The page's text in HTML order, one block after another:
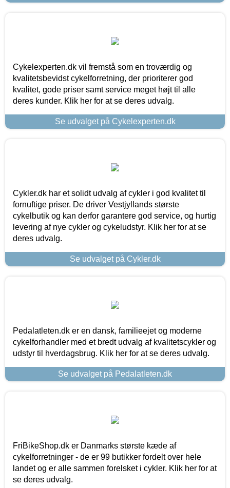
Cykelexperten.dk vil fremstå som en troværdig og
kvalitetsbevidst cykelforretning, der prioriterer god
kvalitet, gode priser samt service meget højt til alle
deres kunder. Klik her for at se deres udvalg.
Se udvalget på Cykelexperten.dk
Cykler.dk har et solidt udvalg af cykler i god kvalitet til
fornuftige priser. De driver Vestjyllands største
cykelbutik og kan derfor garantere god service, og hurtig
levering af nye cykler og cykeludstyr. Klik her for at se
deres udvalg.
Se udvalget på Cykler.dk
Pedalatleten.dk er en dansk, familieejet og moderne
cykelforhandler med et bredt udvalg af kvalitetscykler og
udstyr til hverdagsbrug. Klik her for at se deres udvalg.
Se udvalget på Pedalatleten.dk
FriBikeShop.dk er Danmarks største kæde af
cykelforretninger - de er 99 butikker fordelt over hele
landet og er alle sammen forelsket i cykler. Klik her for at
se deres udvalg.